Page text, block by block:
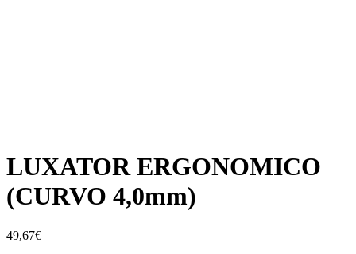
LUXATOR ERGONOMICO
(CURVO 4,0mm)
49,67€